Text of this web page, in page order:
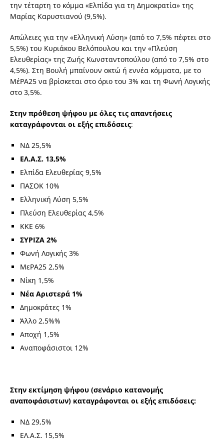
την τέταρτη το κόμμα «Ελπίδα για τη Δημοκρατία» της
Μαρίας Καρυστιανού (9,5%).
Απώλειες για την «Ελληνική Λύση» (από το 7,5% πέφτει στο
5,5%) του Κυριάκου Βελόπουλου και την «Πλεύση
Ελευθερίας» της Ζωής Κωνσταντοπούλου (από το 7,5% στο
4,5%). Στη Βουλή μπαίνουν οκτώ ή εννέα κόμματα, με το
ΜέΡΑ25 να βρίσκεται στο όριο του 3% και τη Φωνή Λογικής
στο 3,5%.
Στην πρόθεση ψήφου με όλες τις απαντήσεις
καταγράφονται οι εξής επιδόσεις:
ΝΔ 25,5%
ΕΛ.Α.Σ. 13,5%
Ελπίδα Ελευθερίας 9,5%
ΠΑΣΟΚ 10%
Ελληνική Λύση 5,5%
Πλεύση Ελευθερίας 4,5%
ΚΚΕ 6%
ΣΥΡΙΖΑ 2%
Φωνή Λογικής 3%
ΜεΡΑ25 2,5%
Νίκη 1,5%
Νέα Αριστερά 1%
Δημοκράτες 1%
Άλλο 2,5%%
Αποχή 1,5%
Αναποφάσιστοι 12%
Στην εκτίμηση ψήφου (σενάριο κατανομής
αναποφάσιστων) καταγράφονται οι εξής επιδόσεις:
ΝΔ 29,5%
ΕΛ.Α.Σ. 15,5%